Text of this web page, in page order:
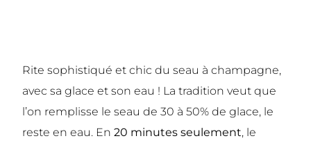
Rite sophistiqué et chic du seau à champagne,
avec sa glace et son eau ! La tradition veut que
l’on remplisse le seau de 30 à 50% de glace, le
reste en eau. En20 minutes seulement, le